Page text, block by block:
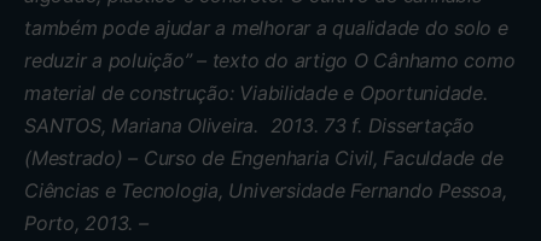
também pode ajudar a melhorar a qualidade do solo e
reduzir a poluição” – texto do artigo O Cânhamo como
material de construção: Viabilidade e Oportunidade.
SANTOS, Mariana Oliveira. 2013. 73 f. Dissertação
(Mestrado) – Curso de Engenharia Civil, Faculdade de
Ciências e Tecnologia, Universidade Fernando Pessoa,
Porto, 2013. –